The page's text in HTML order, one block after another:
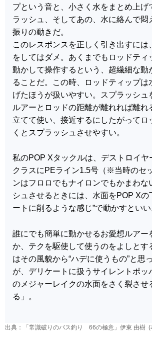
プという音と、小さく水をまとめ上げ
ラッシュ、そしてあの、水に絡んで悶
振りの動きだ。
このレスポンスを正しく引き出すには
をしてはダメ。あくまでもロッドティ
動かして操作するという、超繊細な動
ることだ。この時、ロッドティップは
げたほうが扱いやすい。スプラッシュ
ルアーとロッドの距離が離れれば離れ
立てて使い、接近するにしたがってロ
くとスプラッシュさせやすい。
私のPOP Xタックルは、デストロイヤ
クラスにPEライン1.5号（※当時のセ
ンはフロロでもナイロンでもかまわな
シュさせるときには、水面をPOP Xの
ートに削るような感じ”で動かすといい
誰にでも簡単に動かせるお愛想ルアー
か、テクを駆使して使うのをよしとす
はその風貌から“ハデに使うもの”と思
が、デリケートに扱うサイレントポッ
のメジャーレイクの水面をさく裂させ
る」。
出典：「常識破りのバス釣り 66の極意」伊東 由樹 (